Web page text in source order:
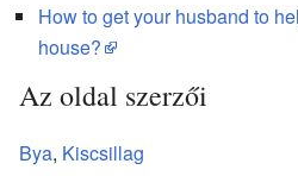
How to get your husband to
house?
Az oldal szerzői
Bya, Kiscsillag